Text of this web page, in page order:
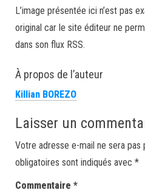
L’image présentée ici n’est pas
original car le site éditeur ne
dans son flux RSS.
À propos de l’auteur
Killian BOREZO
Laisser un
Votre adresse e-mail ne sera pas
obligatoires sont indiqués avec *
Commentaire *